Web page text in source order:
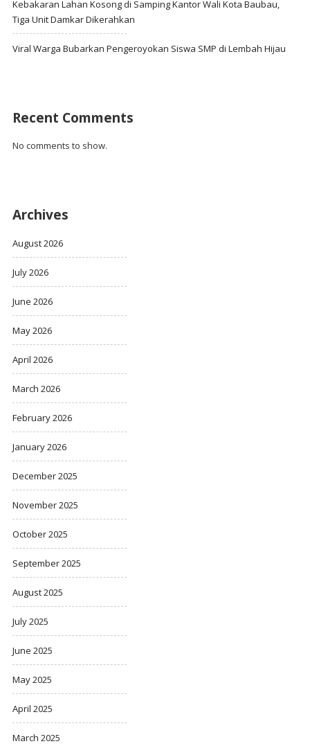
Kebakaran Lahan Kosong di Samping Kantor Wali Kota Baubau,
Tiga Unit Damkar Dikerahkan
Viral Warga Bubarkan Pengeroyokan Siswa SMP di Lembah Hijau
Recent Comments
No comments to show.
Archives
August 2026
July 2026
June 2026
May 2026
April 2026
March 2026
February 2026
January 2026
December 2025
November 2025
October 2025
September 2025
August 2025
July 2025
June 2025
May 2025
April 2025
March 2025